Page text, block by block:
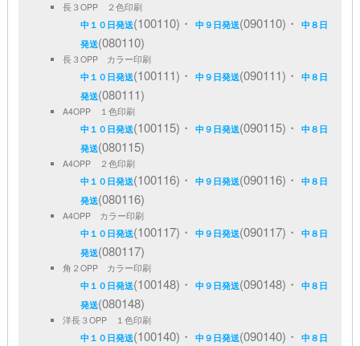
長３OPP ２色印刷
中１０日発送(100110)・中９日発送(090110)・中８日
発送(080110)
長３OPP カラー印刷
中１０日発送(100111)・中９日発送(090111)・中８日
発送(080111)
A4OPP １色印刷
中１０日発送(100115)・中９日発送(090115)・中８日
発送(080115)
A4OPP ２色印刷
中１０日発送(100116)・中９日発送(090116)・中８日
発送(080116)
A4OPP カラー印刷
中１０日発送(100117)・中９日発送(090117)・中８日
発送(080117)
角２OPP カラー印刷
中１０日発送(100148)・中９日発送(090148)・中８日
発送(080148)
洋長３OPP １色印刷
中１０日発送(100140)・中９日発送(090140)・中８日